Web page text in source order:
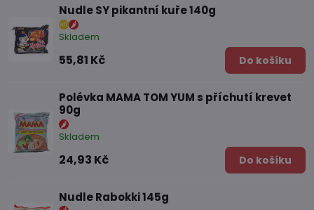
Nudle SY pikantní kuře 140g
Skladem
55,81 Kč Do košíku
Polévka MAMA TOM YUM s příchutí krevet
90g
Skladem
24,93 Kč Do košíku
Nudle Rabokki 145g